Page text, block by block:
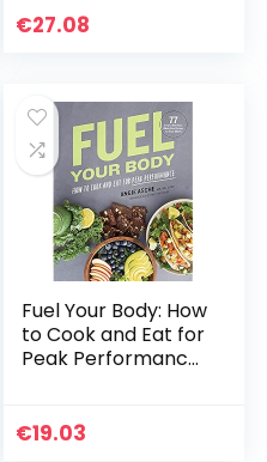
€27.08
Fuel Your Body: How
to Cook and Eat for
Peak Performance:
Food Recipes for
€19.03